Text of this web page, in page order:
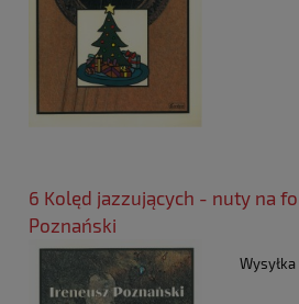
6 Kolęd jazzujących - nuty na
Poznański
Wysyłka